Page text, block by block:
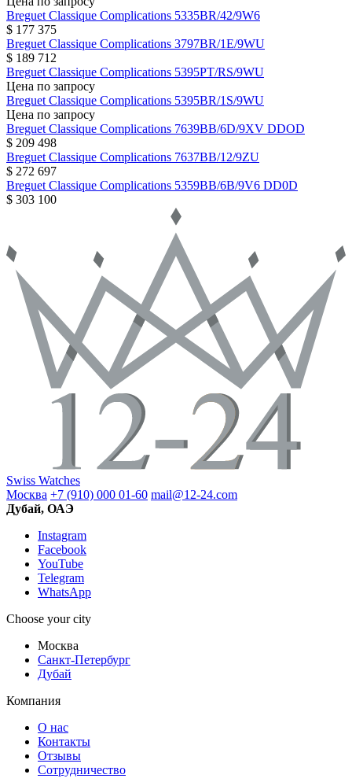
Breguet Classique Complications 5335BR/42/9W6
$ 177 375
Breguet Classique Complications 3797BR/1E/9WU
$ 189 712
Breguet Classique Complications 5395PT/RS/9WU
Цена по запросу
Breguet Classique Complications 5395BR/1S/9WU
Цена по запросу
Breguet Classique Complications 7639BB/6D/9XV DDOD
$ 209 498
Breguet Classique Complications 7637BB/12/9ZU
$ 272 697
Breguet Classique Complications 5359BB/6B/9V6 DD0D
$ 303 100
Swiss Watches
Москва +7 (910) 000 01-60 mail@12-24.com
Дубай, ОАЭ
Instagram
Facebook
YouTube
Telegram
WhatsApp
Choose your city
Москва
Санкт-Петербург
Дубай
Компания
О нас
Контакты
Отзывы
Сотрудничество